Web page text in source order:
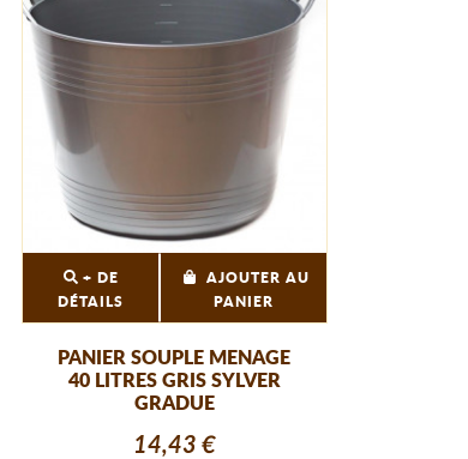
+ DE
DÉTAILS
AJOUTER AU
PANIER
PANIER SOUPLE MENAGE
40 LITRES GRIS SYLVER
GRADUE
14,43 €